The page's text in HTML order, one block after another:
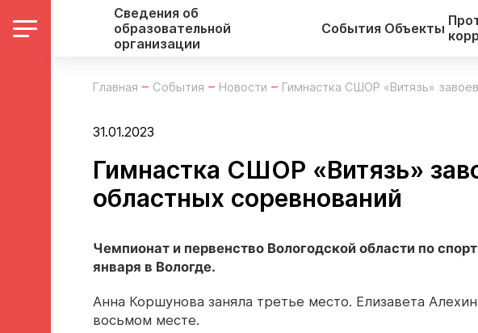
Сведения об
образовательной
организации
События Объекты
Главная События Новости Гимнастка СШОР «Витязь»
31.01.2023
Гимнастка СШОР «Витязь»
областных соревнований
Чемпионат и первенство Вологодской области по
января в Вологде.
Анна Коршунова заняла третье место. Елизавета
восьмом месте.